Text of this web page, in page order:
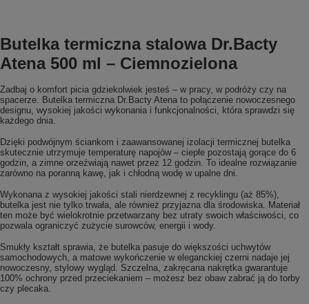
Butelka termiczna stalowa Dr.Bacty
Atena 500 ml – Ciemnozielona
Zadbaj o komfort picia gdziekolwiek jesteś – w pracy, w podróży czy na
spacerze. Butelka termiczna Dr.Bacty Atena to połączenie nowoczesnego
designu, wysokiej jakości wykonania i funkcjonalności, która sprawdzi się
każdego dnia.
Dzięki podwójnym ściankom i zaawansowanej izolacji termicznej butelka
skutecznie utrzymuje temperaturę napojów – ciepłe pozostają gorące do 6
godzin, a zimne orzeźwiają nawet przez 12 godzin. To idealne rozwiązanie
zarówno na poranną kawę, jak i chłodną wodę w upalne dni.
Wykonana z wysokiej jakości stali nierdzewnej z recyklingu (aż 85%),
butelka jest nie tylko trwała, ale również przyjazna dla środowiska. Materiał
ten może być wielokrotnie przetwarzany bez utraty swoich właściwości, co
pozwala ograniczyć zużycie surowców, energii i wody.
Smukły kształt sprawia, że butelka pasuje do większości uchwytów
samochodowych, a matowe wykończenie w eleganckiej czerni nadaje jej
nowoczesny, stylowy wygląd. Szczelna, zakręcana nakrętka gwarantuje
100% ochrony przed przeciekaniem – możesz bez obaw zabrać ją do torby
czy plecaka.